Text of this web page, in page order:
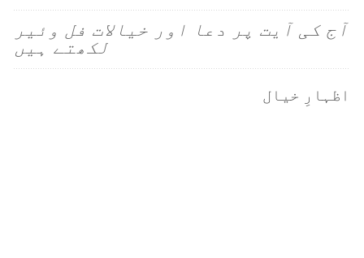
آج کی آیت پر دعا اور خیالات فل وئیر
لکھتے ہیں
اظہارِ خیال